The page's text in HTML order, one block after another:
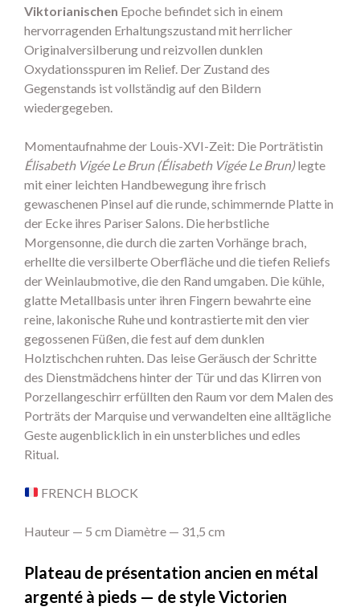
Viktorianischen Epoche befindet sich in einem
hervorragenden Erhaltungszustand mit herrlicher
Originalversilberung und reizvollen dunklen
Oxydationsspuren im Relief. Der Zustand des
Gegenstands ist vollständig auf den Bildern
wiedergegeben.
Momentaufnahme der Louis-XVI-Zeit: Die Porträtistin
Élisabeth Vigée Le Brun (Élisabeth Vigée Le Brun)legte
mit einer leichten Handbewegung ihre frisch
gewaschenen Pinsel auf die runde, schimmernde Platte in
der Ecke ihres Pariser Salons. Die herbstliche
Morgensonne, die durch die zarten Vorhänge brach,
erhellte die versilberte Oberfläche und die tiefen Reliefs
der Weinlaubmotive, die den Rand umgaben. Die kühle,
glatte Metallbasis unter ihren Fingern bewahrte eine
reine, lakonische Ruhe und kontrastierte mit den vier
gegossenen Füßen, die fest auf dem dunklen
Holztischchen ruhten. Das leise Geräusch der Schritte
des Dienstmädchens hinter der Tür und das Klirren von
Porzellangeschirr erfüllten den Raum vor dem Malen des
Porträts der Marquise und verwandelten eine alltägliche
Geste augenblicklich in ein unsterbliches und edles
Ritual.
FRENCH BLOCK
Hauteur — 5 cm Diamètre — 31,5 cm
Plateau de présentation ancien en métal
argenté à pieds — de style Victorien